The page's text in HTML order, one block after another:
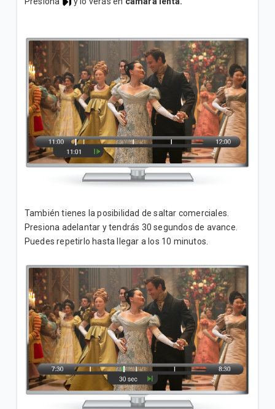
También tienes la posibilidad de saltar comerciales.
Presiona adelantar y tendrás 30 segundos de avance.
Puedes repetirlo hasta llegar a los 10 minutos.